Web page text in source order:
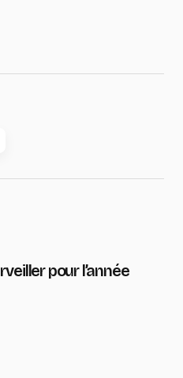
pour l’année